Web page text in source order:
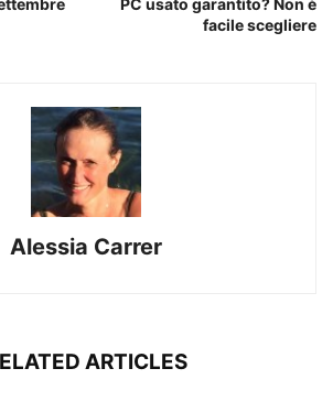
facile scegliere
Alessia Carrer
ARTICLES